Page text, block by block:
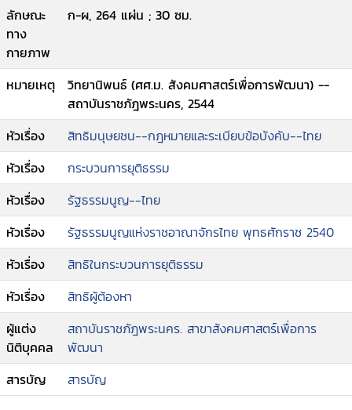
ลักษณะ
ทาง
กายภาพ
ก-ผ, 264 แผ่น ; 30 ซม.
หมายเหตุ
วิทยานิพนธ์ (ศศ.ม. สังคมศาสตร์เพื่อการพัฒนา) --
สถาบันราชภัฎพระนคร, 2544
หัวเรื่อง
สิทธิมนุษยชน--กฎหมายและระเบียบข้อบังคับ--ไทย
หัวเรื่อง
กระบวนการยุติธรรม
หัวเรื่อง
รัฐธรรมนูญ--ไทย
หัวเรื่อง
รัฐธรรมนูญแห่งราชอาณาจักรไทย พุทธศักราช 2540
หัวเรื่อง
สิทธิในกระบวนการยุติธรรม
หัวเรื่อง
สิทธิผู้ต้องหา
ผู้แต่ง
นิติบุคคล
สถาบันราชภัฎพระนคร. สาขาสังคมศาสตร์เพื่อการ
พัฒนา
สารบัญ
สารบัญ